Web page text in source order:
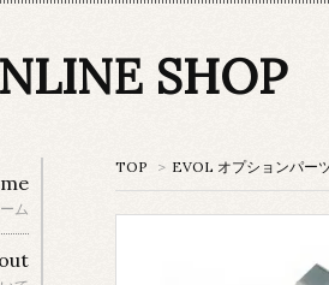
SHOP
TOP > EVOL オプションパー
ム